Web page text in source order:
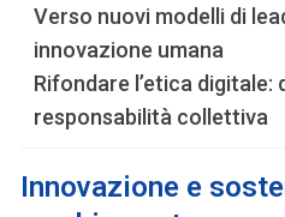
Verso nuovi modelli di
innovazione umana
Rifondare l’etica digitale:
responsabilità collettiva
Innovazione e